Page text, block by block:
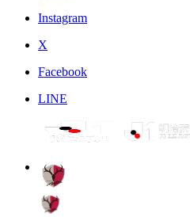
Instagram
X
Facebook
LINE